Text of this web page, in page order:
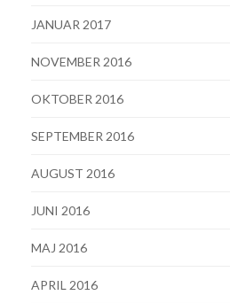
JANUAR 2017
NOVEMBER 2016
OKTOBER 2016
SEPTEMBER 2016
AUGUST 2016
JUNI 2016
MAJ 2016
APRIL 2016